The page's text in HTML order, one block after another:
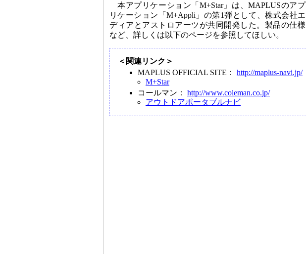
本アプリケーション「M+Star」は、MAPLUSのアプ
リケーション「M+Appli」の第1弾として、株式会社エ
ディアとアストロアーツが共同開発した。製品の仕様
など、詳しくは以下のページを参照してほしい。
＜関連リンク＞
MAPLUS OFFICIAL SITE： http://maplus-navi.jp/
M+Star
コールマン： http://www.coleman.co.jp/
アウトドアポータブルナビ